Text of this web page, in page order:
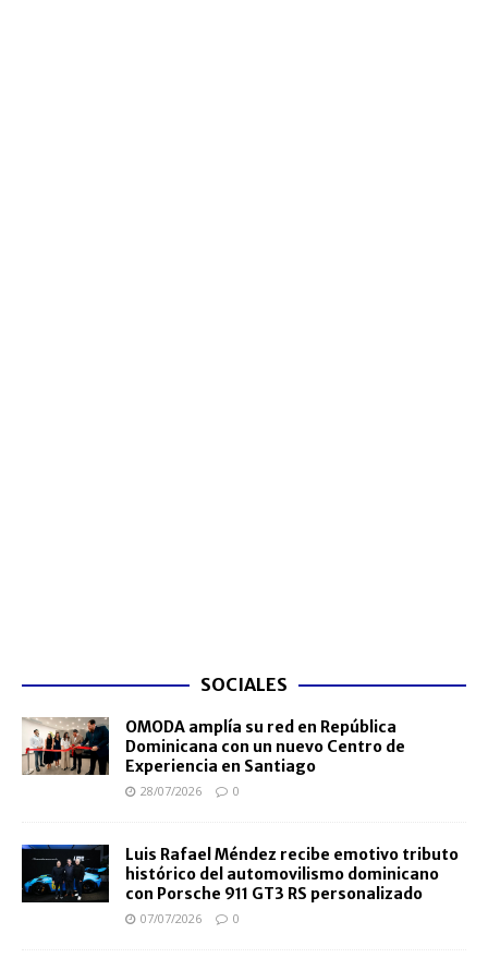
SOCIALES
OMODA amplía su red en República
Dominicana con un nuevo Centro de
Experiencia en Santiago
28/07/2026 0
Luis Rafael Méndez recibe emotivo tributo
histórico del automovilismo dominicano
con Porsche 911 GT3 RS personalizado
07/07/2026 0